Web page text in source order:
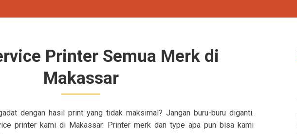
Printer Semua Merk di
Makassar
dengan hasil print yang tidak maksimal? Jangan buru-buru diganti.
printer kami di Makassar. Printer merk dan type apa pun bisa kami